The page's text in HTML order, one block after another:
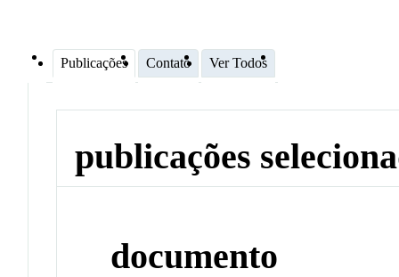
Publicações Contato Ver Todos
publicações
documento